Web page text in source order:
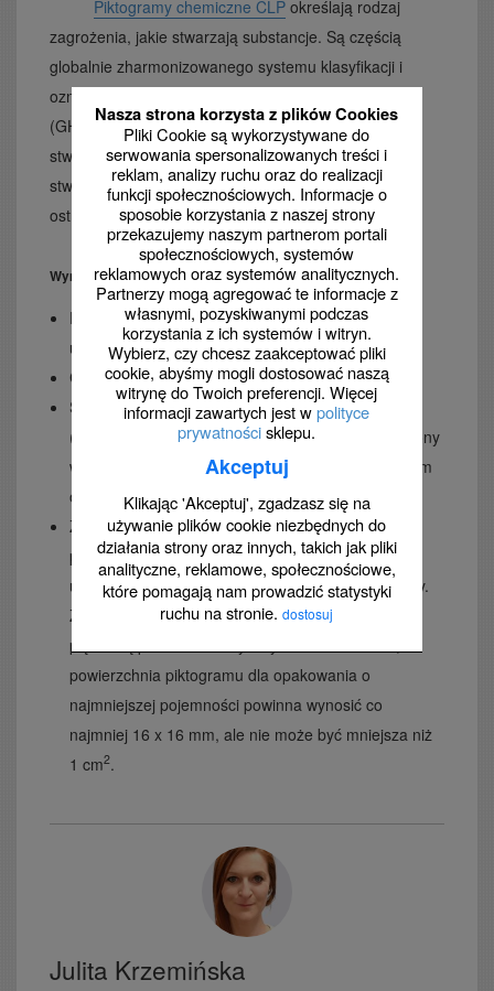
Nasza strona korzysta z plików Cookies
Pliki Cookie są wykorzystywane do
serwowania spersonalizowanych treści i
reklam, analizy ruchu oraz do realizacji
funkcji społecznościowych. Informacje o
sposobie korzystania z naszej strony
przekazujemy naszym partnerom portali
społecznościowych, systemów
reklamowych oraz systemów analitycznych.
Partnerzy mogą agregować te informacje z
własnymi, pozyskiwanymi podczas
korzystania z ich systemów i witryn.
Wybierz, czy chcesz zaakceptować pliki
cookie, abyśmy mogli dostosować naszą
witrynę do Twoich preferencji. Więcej
informacji zawartych jest wpolityce
prywatnościsklepu.
Akceptuj
Klikając 'Akceptuj', zgadzasz się na
używanie plików cookie niezbędnych do
działania strony oraz innych, takich jak pliki
analityczne, reklamowe, społecznościowe,
które pomagają nam prowadzić statystyki
ruchu na stronie.dostosuj
Piktogramy chemiczne CLP określają rodzaj
zagrożenia, jakie stwarzają substancje. Są częścią
globalnie zharmonizowanego systemu klasyfikacji i
oznakowania chemikaliów. Znak z rybą i drzewem
(GHS09) stosuje się do oznakowania substancji
stwarzających zagrożenie dla środowiska (substancje
stwarzające zagrożenie dla środowiska – zagrożenia
ostre i zagrożenia przewlekłe).
Wymagania dla piktogramów CLP
Piktogram powinien mieć kształt kwadratu
ustawionego na wierzchołku (kształt rombu).
Czarny symbol umieszczony jest na białym tle.
Symbol otoczony jest czerwonym obramowaniem
(sporządzający etykiety mogą wybrać kolor czerwony
wedle uznania – dla piktogramów nie został bowiem
określony numer koloru Pantone).
Zgodnie z rozporządzeniem CLP wielkość
piktogramów określających rodzaj zagrożenia
uzależniony jest od minimalnych wymiarów etykiety.
Znak musi jednak zajmować co najmniej jedną
piętnastą powierzchni etykiety. O ile to możliwe,
powierzchnia piktogramu dla opakowania o
najmniejszej pojemności powinna wynosić co
najmniej 16 x 16 mm, ale nie może być mniejsza niż
1 cm2.
Julita Krzemińska